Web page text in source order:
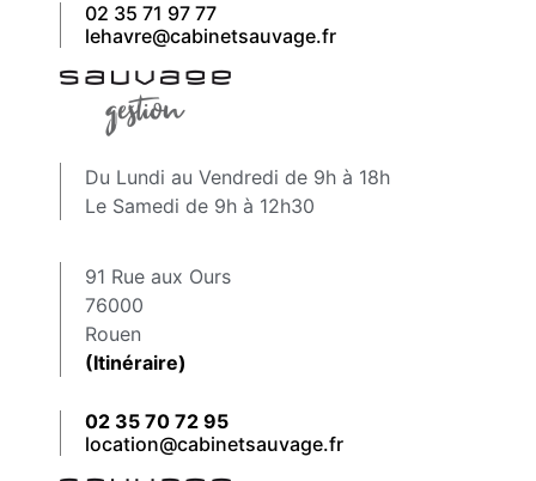
02 35 71 97 77
lehavre@cabinetsauvage.fr
Du Lundi au Vendredi de 9h à 18h
Le Samedi de 9h à 12h30
91 Rue aux Ours
76000
Rouen
(Itinéraire)
02 35 70 72 95
location@cabinetsauvage.fr